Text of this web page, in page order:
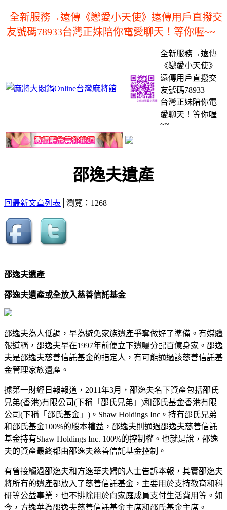
全新服務→遠傳《戀愛小天使》遠傳用戶直撥交
友號碼78933台灣正妹陪你電愛聊天！等你喔~~
全新服務→遠傳
《戀愛小天使》
遠傳用戶直撥交
友號碼78933
台灣正妹陪你電
愛聊天！等你喔
~~
邵逸夫遺產
回最新文章列表 │瀏覽：1268
邵逸夫遺產
邵逸夫遺產或全放入慈善信託基金
邵逸夫為人低調，早為避免家族遺產爭奪做好了準備。有媒體
報道稱，邵逸夫早在1997年前便立下遺囑分配百億身家。邵逸
夫是邵逸夫慈善信託基金的指定人，有可能通過該慈善信託基
金管理家族遺產。
據第一財經日報報道，2011年3月，邵逸夫名下資產包括邵氏
兄弟(香港)有限公司(下稱「邵氏兄弟」)和邵氏基金香港有限
公司(下稱「邵氏基金」)。Shaw Holdings Inc。持有邵氏兄弟
和邵氏基金100%的股本權益，邵逸夫則通過邵逸夫慈善信託
基金持有Shaw Holdings Inc. 100%的控制權。也就是說，邵逸
夫的資產最終都由邵逸夫慈善信託基金控制。
有曾接觸過邵逸夫和方逸華夫婦的人士告訴本報，其實邵逸夫
將所有的遺產都放入了慈善信託基金，主要用於支持教育和科
研等公益事業，也不排除用於向家庭成員支付生活費用等。如
今，方逸華為邵逸夫慈善信託基金主席和邵氏基金主席。